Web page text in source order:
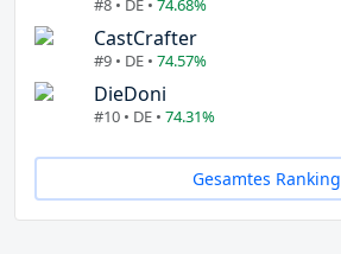
#8 • DE • 74.68%
CastCrafter
#9 • DE • 74.57%
DieDoni
#10 • DE • 74.31%
Gesamtes Ranking